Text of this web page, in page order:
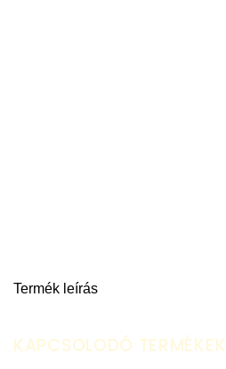
Termék leírás
KAPCSOLODÓ TERMÉKEK